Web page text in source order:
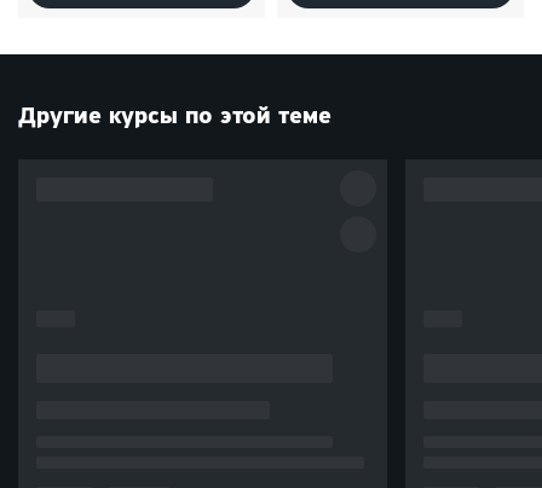
Другие курсы по этой теме